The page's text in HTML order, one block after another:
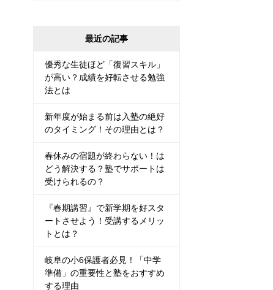
最近の記事
優秀な生徒ほど「復習スキル」
が高い？成績を好転させる勉強
法とは
新年度が始まる前は入塾の絶好
のタイミング！その理由とは？
春休みの宿題が終わらない！は
どう解決する？塾でサポートは
受けられるの？
『春期講習』で新学期を好スタ
ートさせよう！受講するメリッ
トとは？
岐阜の小6保護者必見！「中学
準備」の重要性と塾をおすすめ
する理由